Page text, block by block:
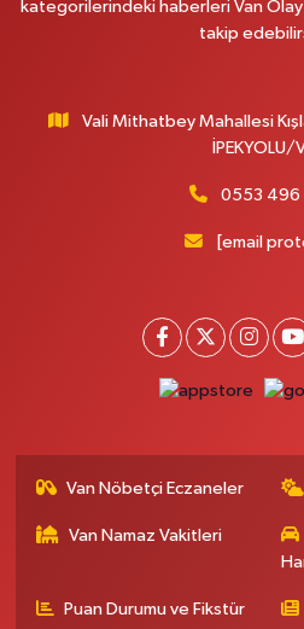
kategorilerindeki haberleri Van
takip
Vali Mithatbey Mahallesi
İPEKYOLU/
0553 496
[email
Van Nöbetçi Eczaneler
Van Namaz Vakitleri
Puan Durumu ve Fikstür